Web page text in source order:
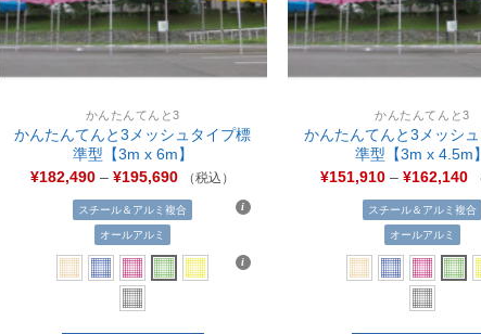
かんたんてんと3
かんたんてんと3メッシュタイプ標
準型【3m x 6m】
¥182,490 –¥195,690 （税込）
スチール＆アルミ複合
オールアルミ
かんたんてんと3
かんたんてんと3メッシ
準型【3m x 4.5m】
¥151,910– ¥162,140
スチール＆アルミ複合
オールアルミ